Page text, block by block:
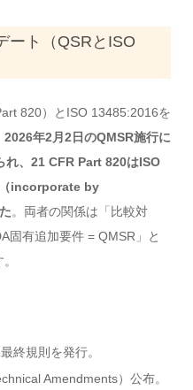
ート（QSRとISO
820）とISO 13485:2016を
2026年2月2日のQMSR施行に
れ、21 CFR Part 820はISO
incorporate by
。両者の関係は「比較対
固有追加要件 = QMSR」と
終規則を発行。
Amendments）公布。